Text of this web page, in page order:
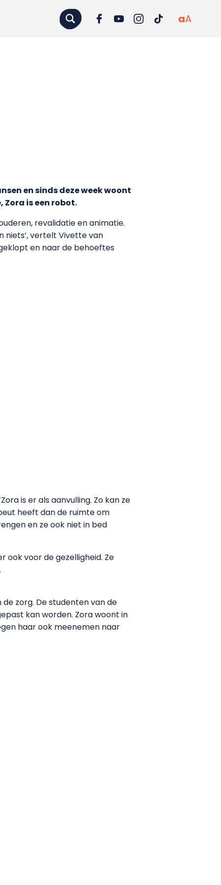
aA
en sinds deze week woont
Zora is een robot.
revalidatie en animatie.
niets’, vertelt Vivette van
en naar de behoeftes
is er als aanvulling. Zo kan ze
heeft dan de ruimte om
en ze ook niet in bed
ook voor de gezelligheid. Ze
zorg. De studenten van de
kan worden. Zora woont in
haar ook meenemen naar